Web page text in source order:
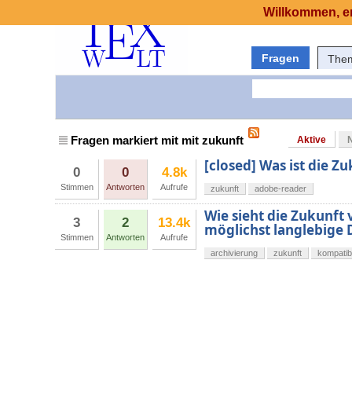
Fragen
Fragen markiert mit mit zukunft Aktive
0
Stimmen
0
Antworten
4.8k
Aufrufe
[closed] Was ist die
zukunft adobe-reader
3
Stimmen
2
Antworten
13.4k
Aufrufe
Wie sieht die Zukunft
möglichst langlebige
archivierung zukunft
Willkommen,